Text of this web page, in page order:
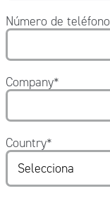
Número de teléfono
Company*
Country*